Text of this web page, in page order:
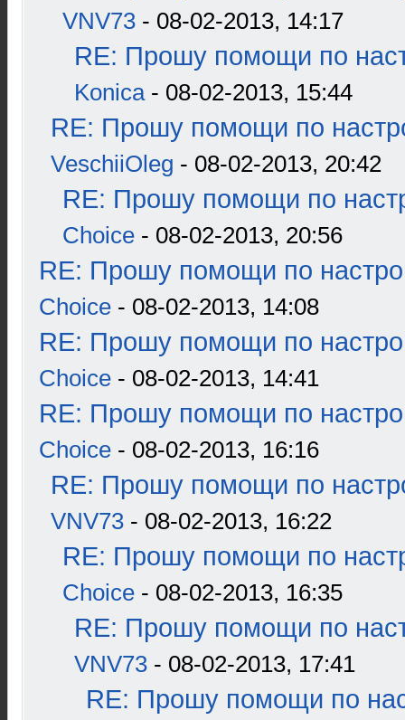
VNV73 - 08-02-2013, 14:17
RE: Прошу помощи по
Konica- 08-02-2013, 15:44
RE: Прошу помощи по
VeschiiOleg - 08-02-2013, 20:42
RE: Прошу помощи по
Choice - 08-02-2013, 20:56
RE: Прошу помощи по
Choice - 08-02-2013, 14:08
RE: Прошу помощи по
Choice - 08-02-2013, 14:41
RE: Прошу помощи по
Choice - 08-02-2013, 16:16
RE: Прошу помощи по
VNV73 - 08-02-2013, 16:22
RE: Прошу помощи по
Choice - 08-02-2013, 16:35
RE: Прошу помощи по
VNV73 - 08-02-2013, 17:41
RE: Прошу помощи по